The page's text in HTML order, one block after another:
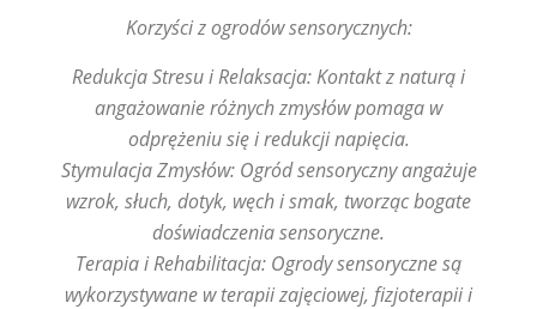
Korzyści z ogrodów sensorycznych:
Redukcja Stresu i Relaksacja: Kontakt z naturą i
angażowanie różnych zmysłów pomaga w
odprężeniu się i redukcji napięcia.
Stymulacja Zmysłów: Ogród sensoryczny angażuje
wzrok, słuch, dotyk, węch i smak, tworząc bogate
doświadczenia sensoryczne.
Terapia i Rehabilitacja: Ogrody sensoryczne są
wykorzystywane w terapii zajęciowej, fizjoterapii i